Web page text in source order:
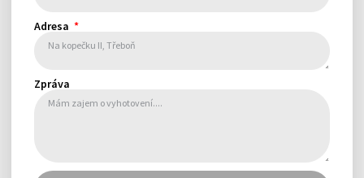
Adresa
Zpráva